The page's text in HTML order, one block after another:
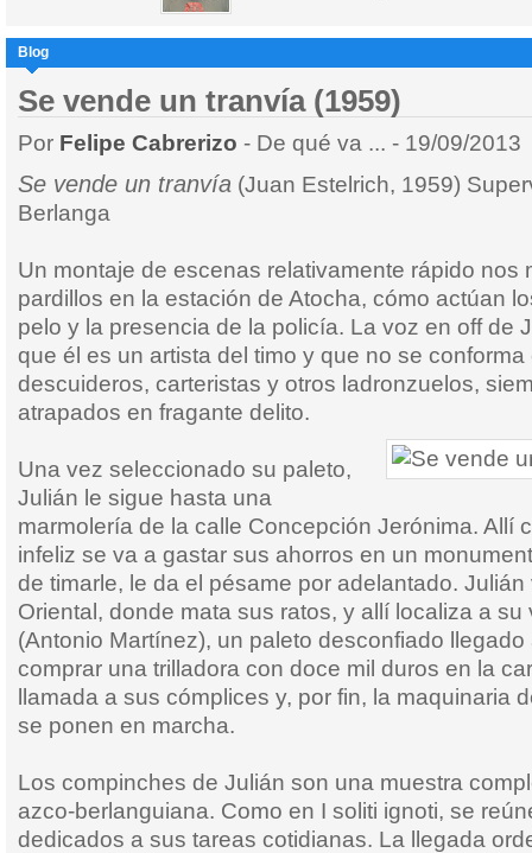
Blog
Se vende un tranvía (1959)
Por Felipe Cabrerizo - De qué va ... - 19/09/2013
Se vende un tranvía (Juan Estelrich, 1959)
Berlanga
Un montaje de escenas relativamente rápido nos
pardillos en la estación de Atocha, cómo actúan
pelo y la presencia de la policía. La voz en off de
que él es un artista del timo y que no se
descuideros, carteristas y otros ladronzuelos,
atrapados en fragante delito.
Una vez seleccionado su paleto,
Julián le sigue hasta una
marmolería de la calle Concepción Jerónima. Allí
infeliz se va a gastar sus ahorros en un
de timarle, le da el pésame por adelantado.
Oriental, donde mata sus ratos, y allí localiza a su
(Antonio Martínez), un paleto desconfiado llegado
comprar una trilladora con doce mil duros en la
llamada a sus cómplices y, por fin, la maquinaria
se ponen en marcha.
Los compinches de Julián son una muestra
azco-berlanguiana. Como en I soliti ignoti, se
dedicados a sus tareas cotidianas. La llegada